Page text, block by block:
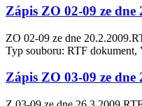
Zápis ZO 02-09 ze dne
ZO 02-09 ze dne
Typ souboru: RTF dokument,
Zápis ZO 03-09 ze dne